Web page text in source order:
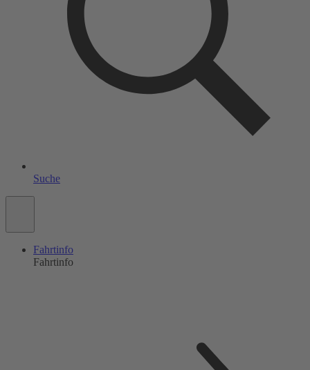
Suche
Fahrtinfo
Fahrtinfo